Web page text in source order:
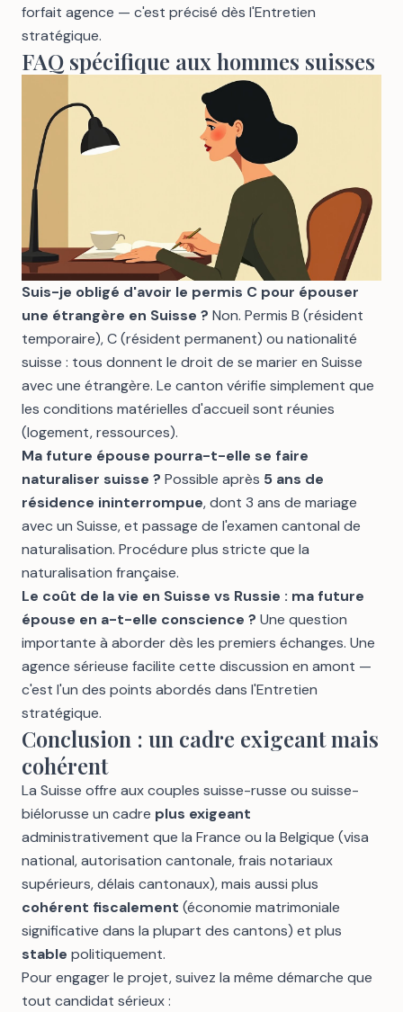
forfait agence — c'est précisé dès l'Entretien
stratégique.
FAQ spécifique aux hommes suisses
Suis-je obligé d'avoir le permis C pour épouser
une étrangère en Suisse ? Non. Permis B (résident
temporaire), C (résident permanent) ou nationalité
suisse : tous donnent le droit de se marier en Suisse
avec une étrangère. Le canton vérifie simplement que
les conditions matérielles d'accueil sont réunies
(logement, ressources).
Ma future épouse pourra-t-elle se faire
naturaliser suisse ? Possible après 5 ans de
résidence ininterrompue, dont 3 ans de mariage
avec un Suisse, et passage de l'examen cantonal de
naturalisation. Procédure plus stricte que la
naturalisation française.
Le coût de la vie en Suisse vs Russie : ma future
épouse en a-t-elle conscience ? Une question
importante à aborder dès les premiers échanges. Une
agence sérieuse facilite cette discussion en amont —
c'est l'un des points abordés dans l'Entretien
stratégique.
Conclusion : un cadre exigeant mais
cohérent
La Suisse offre aux couples suisse-russe ou suisse-
biélorusse un cadre plus exigeant
administrativement que la France ou la Belgique (visa
national, autorisation cantonale, frais notariaux
supérieurs, délais cantonaux), mais aussi plus
cohérent fiscalement (économie matrimoniale
significative dans la plupart des cantons) et plus
stable politiquement.
Pour engager le projet, suivez la même démarche que
tout candidat sérieux :